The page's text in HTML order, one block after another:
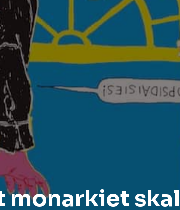
monarkiet skal